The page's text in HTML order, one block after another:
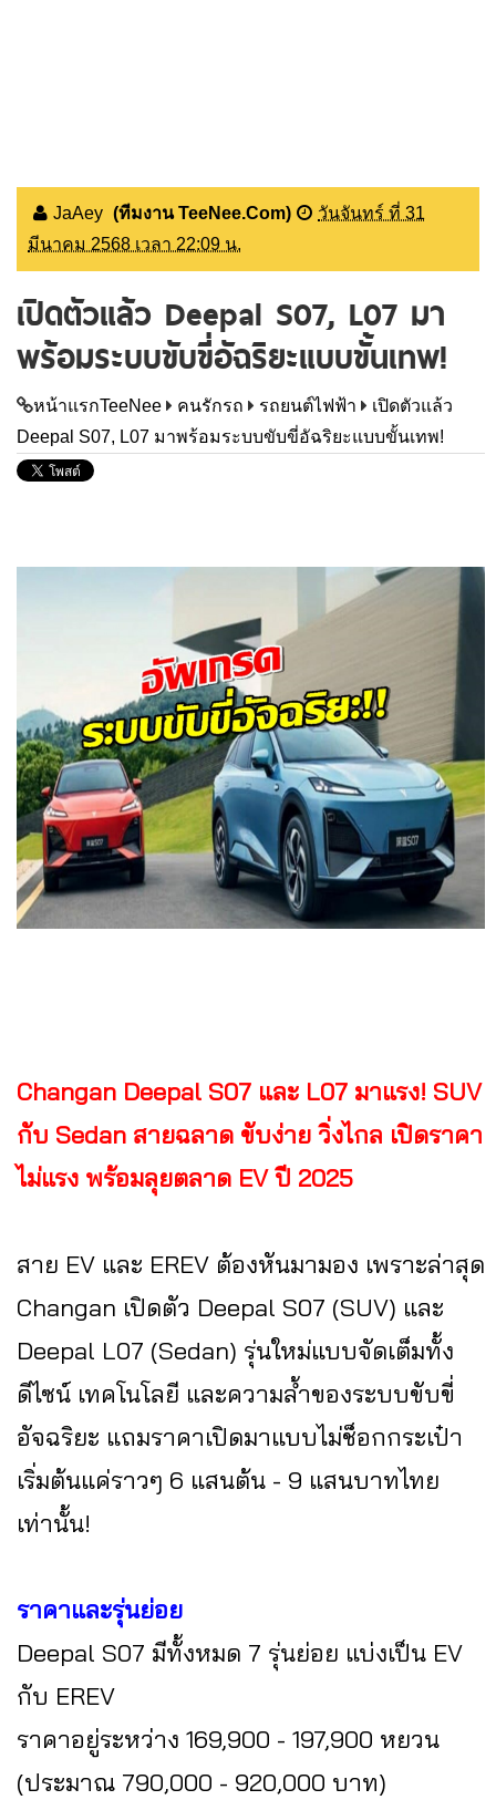
JaAey (ทีมงาน TeeNee.Com)
วันจันทร์ ที่ 31
มีนาคม 2568 เวลา 22:09 น.
เปิดตัวแล้ว Deepal S07, L07 มา
พร้อมระบบขับขี่อัฉริยะแบบขั้นเทพ!
หน้าแรกTeeNee คนรักรถ รถยนต์ไฟฟ้า
เปิดตัวแล้ว
Deepal S07, L07 มาพร้อมระบบขับขี่อัฉริยะแบบขั้นเทพ!
Changan Deepal S07 และ L07 มาแรง! SUV
กับ Sedan สายฉลาด ขับง่าย วิ่งไกล เปิดราคา
ไม่แรง พร้อมลุยตลาด EV ปี 2025
สาย EV และ EREV ต้องหันมามอง เพราะล่าสุด
Changan เปิดตัว Deepal S07 (SUV) และ
Deepal L07 (Sedan) รุ่นใหม่แบบจัดเต็มทั้ง
ดีไซน์ เทคโนโลยี และความล้ำของระบบขับขี่
อัจฉริยะ แถมราคาเปิดมาแบบไม่ช็อกกระเป๋า
เริ่มต้นแค่ราวๆ 6 แสนต้น - 9 แสนบาทไทย
เท่านั้น!
ราคาและรุ่นย่อย
Deepal S07 มีทั้งหมด 7 รุ่นย่อย แบ่งเป็น EV
กับ EREV
ราคาอยู่ระหว่าง 169,900 - 197,900 หยวน
(ประมาณ 790,000 - 920,000 บาท)